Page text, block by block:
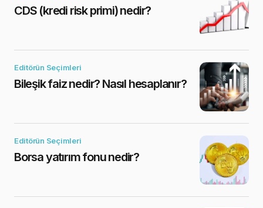
CDS (kredi risk primi) nedir?
Editörün Seçimleri
Bileşik faiz nedir? Nasıl hesaplanır?
Editörün Seçimleri
Borsa yatırım fonu nedir?